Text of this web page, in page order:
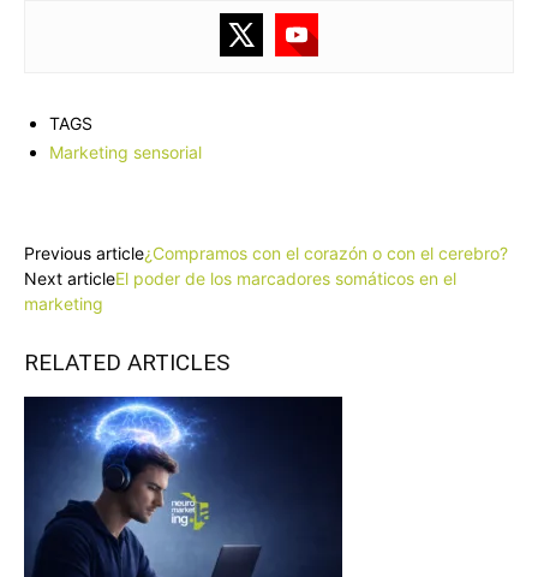
TAGS
Marketing sensorial
Previous article¿Compramos con el corazón o con el cerebro?
Next articleEl poder de los marcadores somáticos en el
marketing
RELATED ARTICLES